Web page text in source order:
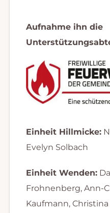
Aufnahme ihn die
Einheit Hillmicke:
Evelyn Solbach
Einheit Wenden:
Frohnenberg, Ann-
Kaufmann,